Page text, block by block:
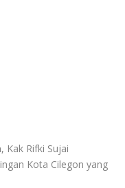
Kak Rifki Sujai
Kota Cilegon yang